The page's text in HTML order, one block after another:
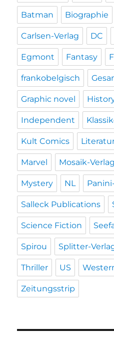
Batman Biographie
Carlsen-Verlag DC
Egmont Fantasy
frankobelgisch
Graphic novel
Independent
Kult Comics
Marvel Mosaik-Verlag
Mystery NL
Salleck Publications
Science Fiction
Spirou Splitter-
Thriller US
Zeitungsstrip